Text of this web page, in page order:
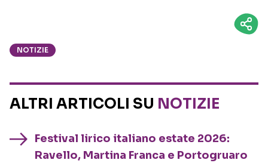
NOTIZIE
ALTRI ARTICOLI SU NOTIZIE
Festival lirico italiano estate 2026:
Ravello, Martina Franca e Portogruaro